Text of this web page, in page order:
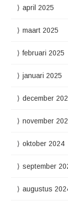
april 2025
maart 2025
februari 2025
januari 2025
december
november
oktober 2024
september
augustus